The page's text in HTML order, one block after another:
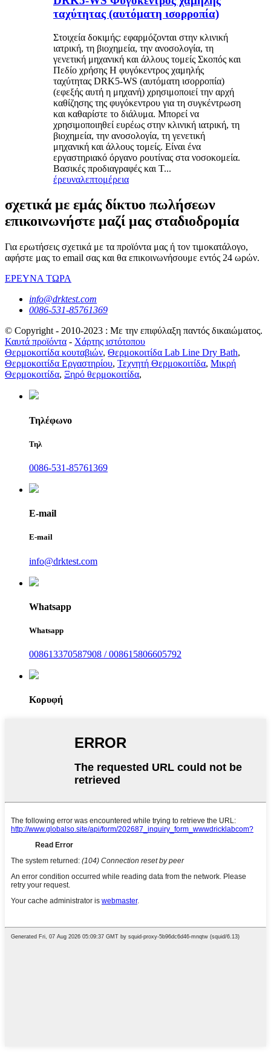
ταχύτητας (αυτόματη ισορροπία)
Στοιχεία δοκιμής: εφαρμόζονται στην κλινική
ιατρική, τη βιοχημεία, την ανοσολογία, τη
γενετική μηχανική και άλλους τομείς Σκοπός και
Πεδίο χρήσης Η φυγόκεντρος χαμηλής
ταχύτητας DRK5-WS (αυτόματη ισορροπία)
(εφεξής αυτή η μηχανή) χρησιμοποιεί την αρχή
καθίζησης της φυγόκεντρου για τη συγκέντρωση
και καθαρίστε το διάλυμα. Μπορεί να
χρησιμοποιηθεί ευρέως στην κλινική ιατρική, τη
βιοχημεία, την ανοσολογία, τη γενετική
μηχανική και άλλους τομείς. Είναι ένα
εργαστηριακό όργανο ρουτίνας στα νοσοκομεία.
Βασικές προδιαγραφές και T...
έρευναλεπτομέρεια
σχετικά με εμάς δίκτυο πωλήσεων
επικοινωνήστε μαζί μας σταδιοδρομία
Για ερωτήσεις σχετικά με τα προϊόντα μας ή τον τιμοκατάλογο,
αφήστε μας το email σας και θα επικοινωνήσουμε εντός 24 ωρών.
ΕΡΕΥΝΑ ΤΩΡΑ
info@drktest.com
0086-531-85761369
© Copyright - 2010-2023 : Με την επιφύλαξη παντός δικαιώματος.
Καυτά προϊόντα - Χάρτης ιστότοπου
Θερμοκοιτίδα κουταβιών, Θερμοκοιτίδα Lab Line Dry Bath,
Θερμοκοιτίδα Εργαστηρίου, Τεχνητή Θερμοκοιτίδα, Μικρή
Θερμοκοιτίδα, Ξηρό θερμοκοιτίδα,
Τηλέφωνο
Τηλ
0086-531-85761369
E-mail
E-mail
info@drktest.com
Whatsapp
Whatsapp
008613370587908 / 008615806605792
Κορυφή